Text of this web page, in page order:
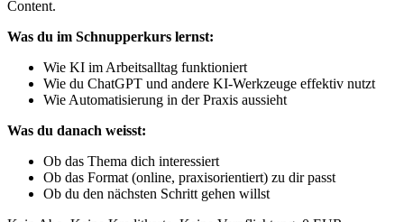
Content.
Was du im Schnupperkurs lernst:
Wie KI im Arbeitsalltag funktioniert
Wie du ChatGPT und andere KI-Werkzeuge effektiv nutzt
Wie Automatisierung in der Praxis aussieht
Was du danach weisst:
Ob das Thema dich interessiert
Ob das Format (online, praxisorientiert) zu dir passt
Ob du den nächsten Schritt gehen willst